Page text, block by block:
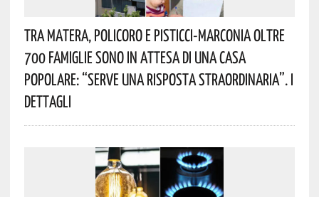
Tra Matera, Policoro E Pisticci-Marconia Oltre
700 Famiglie Sono In Attesa Di Una Casa
Popolare: “serve Una Risposta Straordinaria”. I
Dettagli